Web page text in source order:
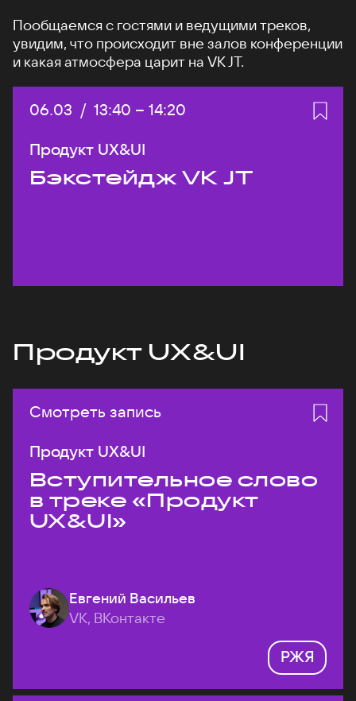
Пообщаемся с гостями и ведущими треков,
увидим, что происходит вне залов конференции
и какая атмосфера царит на VK JT.
Дата:
06.03 / Начало:
13:40 – Конец:
14:20
Продукт UX&UI
Бэкстейдж VK JT
Продукт UX&UI
Смотреть запись
Продукт UX&UI
Вступительное слово
в треке «Продукт
UX&UI»
Евгений Васильев
VK, ВКонтакте
РЖЯ